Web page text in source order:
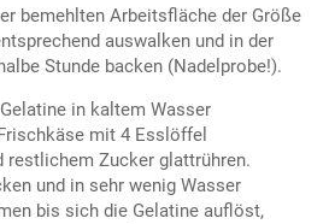
bemehlten Arbeitsfläche der Größe
auswalken und in der
Stunde backen (Nadelprobe!).
in kaltem Wasser
mit 4 Esslöffel
restlichem Zucker glattrühren.
und in sehr wenig Wasser
bis sich die Gelatine auflöst,